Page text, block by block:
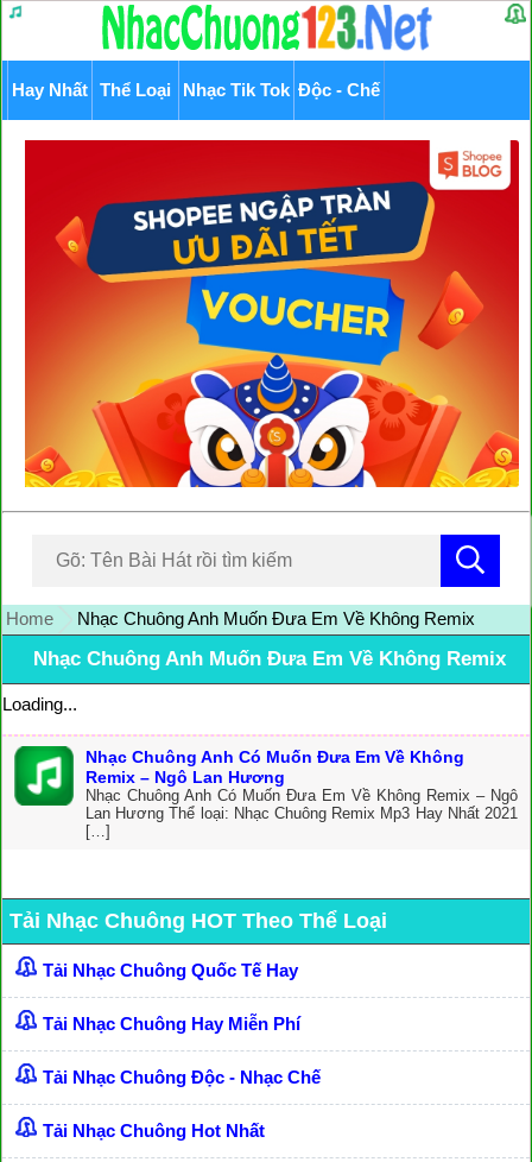
Hay Nhất Thể Loại Nhạc Tik Tok Độc - Chế
Home Nhạc Chuông Anh Muốn Đưa Em Về Không Remix
Nhạc Chuông Anh Muốn Đưa Em Về Không Remix
Loading...
Nhạc Chuông Anh Có Muốn Đưa Em Về Không
Remix – Ngô Lan Hương
Nhạc Chuông Anh Có Muốn Đưa Em Về Không Remix – Ngô
Lan Hương Thể loại: Nhạc Chuông Remix Mp3 Hay Nhất 2021
[…]
Tải Nhạc Chuông HOT Theo Thể Loại
Tải Nhạc Chuông Quốc Tế Hay
Tải Nhạc Chuông Hay Miễn Phí
Tải Nhạc Chuông Độc - Nhạc Chế
Tải Nhạc Chuông Hot Nhất